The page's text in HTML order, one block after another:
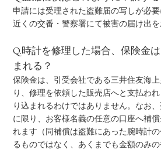
申請には受理された盗難届の写しが必
近くの交番・警察署にて被害の届け出を
Q.時計を修理した場合、保険金
まれる？
保険金は、引受会社である三井住友海
り、修理を依頼した販売店へと支払わ
り込まれるわけではありません。なお
に限り、お客様名義の任意の口座へ補
れます（同補償は盗難にあった腕時計
るものではなく、あくまでも金額のみの